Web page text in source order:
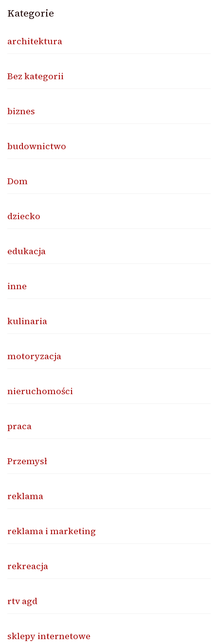
Kategorie
architektura
Bez kategorii
biznes
budownictwo
Dom
dziecko
edukacja
inne
kulinaria
motoryzacja
nieruchomości
praca
Przemysł
reklama
reklama i marketing
rekreacja
rtv agd
sklepy internetowe